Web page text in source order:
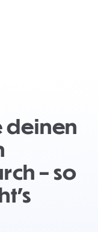
deinen
– so